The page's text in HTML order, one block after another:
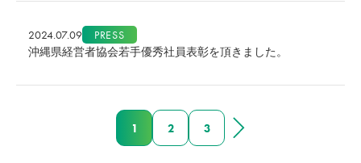
2024.07.09 PRESS
沖縄県経営者協会若手優秀社員表彰を頂きました。
1 2 3